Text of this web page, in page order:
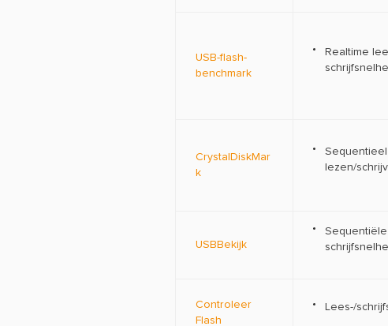
USB-flash-
benchmark
Realtime
CrystalDiskMar
k
lezen/
USBBekijk
Controleer
Flash
Lees-/